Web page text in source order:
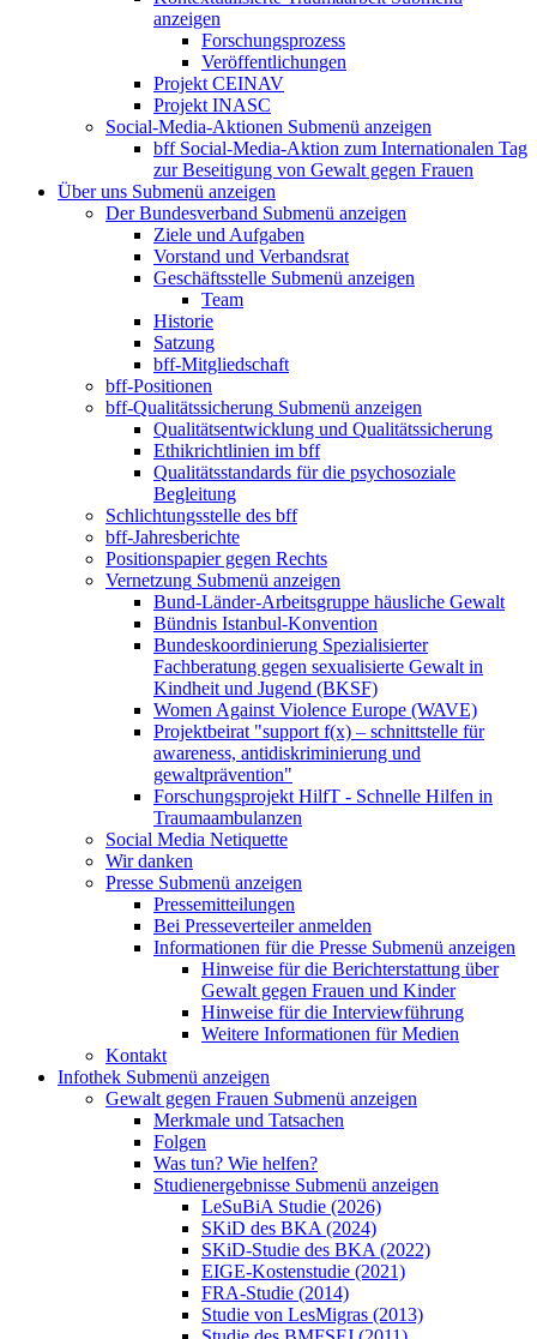
anzeigen
Forschungsprozess
Veröffentlichungen
Projekt CEINAV
Projekt INASC
Social-Media-Aktionen Submenü anzeigen
bff Social-Media-Aktion zum Internationalen Tag
zur Beseitigung von Gewalt gegen Frauen
Über uns Submenü anzeigen
Der Bundesverband Submenü anzeigen
Ziele und Aufgaben
Vorstand und Verbandsrat
Geschäftsstelle Submenü anzeigen
Team
Historie
Satzung
bff-Mitgliedschaft
bff-Positionen
bff-Qualitätssicherung Submenü anzeigen
Qualitätsentwicklung und Qualitätssicherung
Ethikrichtlinien im bff
Qualitätsstandards für die psychosoziale
Begleitung
Schlichtungsstelle des bff
bff-Jahresberichte
Positionspapier gegen Rechts
Vernetzung Submenü anzeigen
Bund-Länder-Arbeitsgruppe häusliche Gewalt
Bündnis Istanbul-Konvention
Bundeskoordinierung Spezialisierter
Fachberatung gegen sexualisierte Gewalt in
Kindheit und Jugend (BKSF)
Women Against Violence Europe (WAVE)
Projektbeirat "support f(x) – schnittstelle für
awareness, antidiskriminierung und
gewaltprävention"
Forschungsprojekt HilfT - Schnelle Hilfen in
Traumaambulanzen
Social Media Netiquette
Wir danken
Presse Submenü anzeigen
Pressemitteilungen
Bei Presseverteiler anmelden
Informationen für die Presse Submenü anzeigen
Hinweise für die Berichterstattung über
Gewalt gegen Frauen und Kinder
Hinweise für die Interviewführung
Weitere Informationen für Medien
Kontakt
Infothek Submenü anzeigen
Gewalt gegen Frauen Submenü anzeigen
Merkmale und Tatsachen
Folgen
Was tun? Wie helfen?
Studienergebnisse Submenü anzeigen
LeSuBiA Studie (2026)
SKiD des BKA (2024)
SKiD-Studie des BKA (2022)
EIGE-Kostenstudie (2021)
FRA-Studie (2014)
Studie von LesMigras (2013)